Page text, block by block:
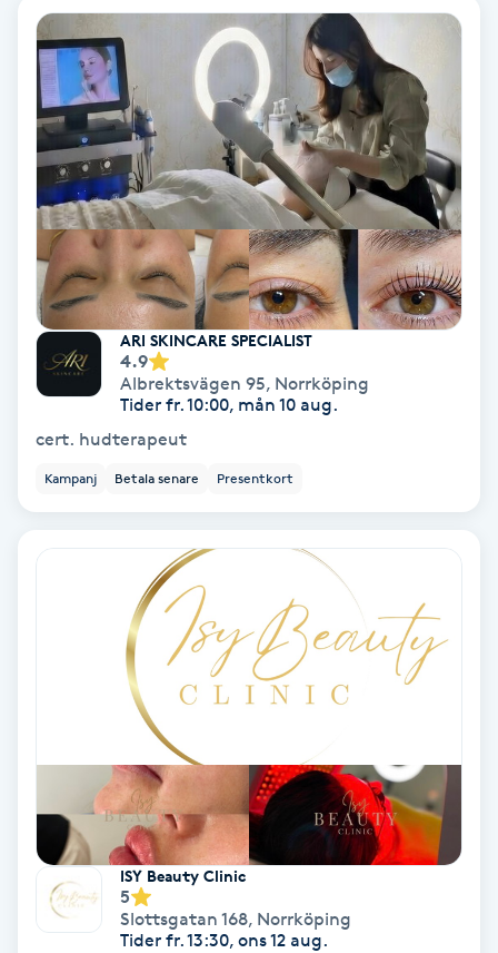
Läpptatuering
Makeup
Manikyr & Pedikyr
Massage
Medial vägledning
Medicinsk massage
Megavolymfransar
Microshading
Mixfransar
ARI SKINCARE SPECIALIST
4.9
Albrektsvägen 95, Norrköping
Tider fr. 10:00, mån 10 aug.
cert. hudterapeut
Kampanj Betala senare Presentkort
ISY Beauty Clinic
5
Slottsgatan 168, Norrköping
Tider fr. 13:30, ons 12 aug.